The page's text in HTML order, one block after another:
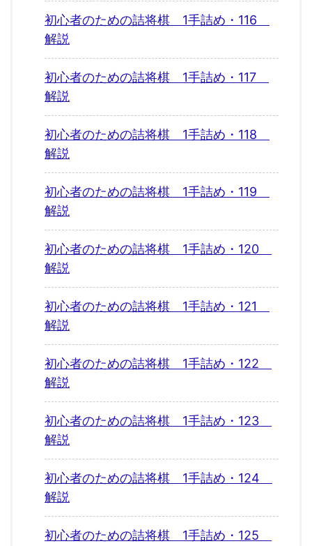
初心者のための詰将棋 1手詰め・116
解説
初心者のための詰将棋 1手詰め・117
解説
初心者のための詰将棋 1手詰め・118
解説
初心者のための詰将棋 1手詰め・119
解説
初心者のための詰将棋 1手詰め・120
解説
初心者のための詰将棋 1手詰め・121
解説
初心者のための詰将棋 1手詰め・122
解説
初心者のための詰将棋 1手詰め・123
解説
初心者のための詰将棋 1手詰め・124
解説
初心者のための詰将棋 1手詰め・125